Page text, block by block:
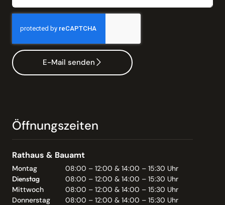
E-Mail senden
Öffnungszeiten
Rathaus & Bauamt
Montag
08:00 – 12:00 & 14:00 – 15:30 Uhr
Dienstag
08:00 – 12:00 & 14:00 – 15:30 Uhr
Mittwoch
08:00 – 12:00 & 14:00 – 15:30 Uhr
Donnerstag
08:00 – 12:00 & 14:00 – 15:30 Uhr